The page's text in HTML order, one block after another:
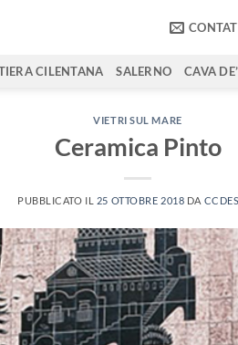
CILENTANA SALERNO CAVA
VIETRI SUL MARE
Ceramica Pinto
PUBBLICATO IL 25 OTTOBRE 2018 DA